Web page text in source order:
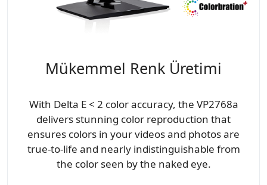
Mükemmel Renk Üretimi
With Delta E < 2 color accuracy, the VP2768a
delivers stunning color reproduction that
ensures colors in your videos and photos are
true-to-life and nearly indistinguishable from
the color seen by the naked eye.